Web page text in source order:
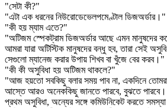
"সেটা কী?"
"এটা এক ধরনের নিউরোডেভেলপমেণ্টাল ডিজঅর্ডার।"
"কী হয় ম্যাম এতে?"
"অটিজম স্পেকট্রাম ডিজঅর্ডার আছে এমন মানুষদের
আমরা যারা অটিস্টিক মানুষদের বন্ধু হব, তারা সেই
সেগুলো ম্যানেজ করার উপায় শিখব বা খুঁজে বের করব।"
"কী কী অসুবিধা হয় অটিজম থাকলে?"
"আজ হয়তো সবকিছু বলার সময় পাব না, একদিনে
আস্তে আরও অনেককিছু জানতে পারবে, বুঝতে
প্রথম অসুবিধা, অন্যের সঙ্গে কমিউনিকেট করতে